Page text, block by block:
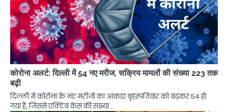
कोरोना अलर्ट: दिल्ली में 54 नए मरीज, सक्रिय मामलों की संख्या 223 तक
बढ़ी
दिल्ली में कोरोना के नए मरीजों का आंकड़ा बृहस्पतिवार को बढ़कर 54 हो
गया है, जिससे एक्टिव केस की संख्या…